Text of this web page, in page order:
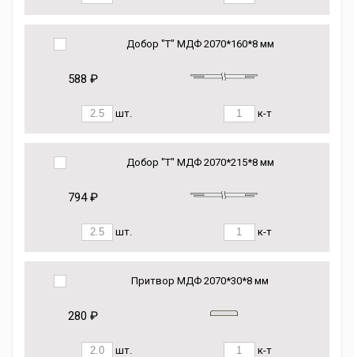
Добор "Т" МДФ 2070*160*8 мм
588 ₽
шт. к-т
Добор "Т" МДФ 2070*215*8 мм
794 ₽
шт. к-т
Притвор МДФ 2070*30*8 мм
280 ₽
шт. к-т